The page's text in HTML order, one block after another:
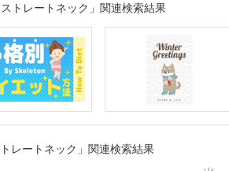
トレートネック」関連検索結果
レートネック」関連検索結果